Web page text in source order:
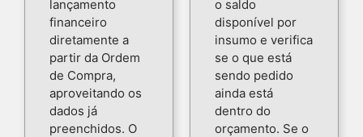
lançamento
financeiro
diretamente a
partir da Ordem
de Compra,
aproveitando os
dados já
preenchidos. O
o saldo
disponível por
insumo e verifica
se o que está
sendo pedido
ainda está
dentro do
orçamento. Se o